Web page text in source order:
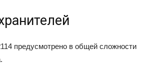
предусмотрено в общей сложности